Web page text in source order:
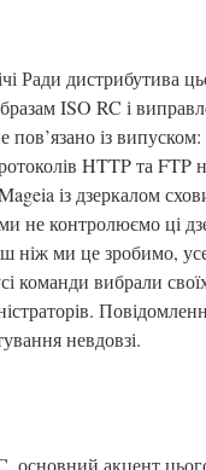
Ради дистрибутива
ISO RC і
пов’язано із
HTTP та FTP
із дзеркалом
не контролюємо ці
ніж ми це зробимо,
команди вибрали
невдовзі.
основний акцент